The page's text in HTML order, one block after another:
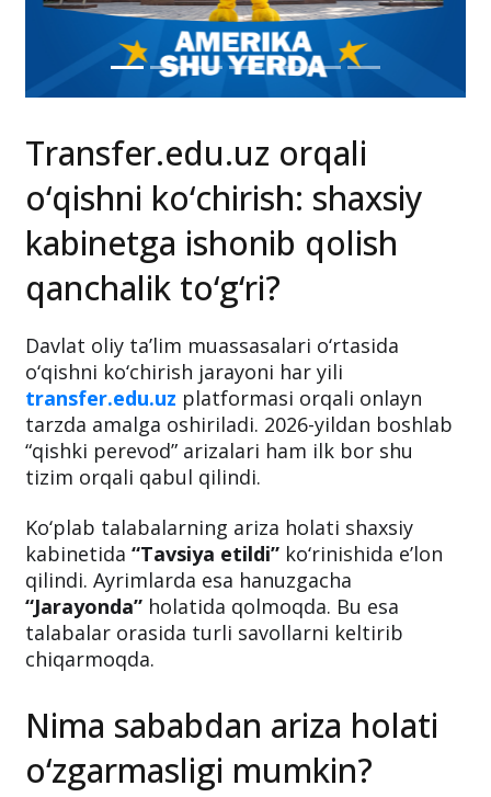
Transfer.edu.uz orqali
o‘qishni ko‘chirish: shaxsiy
kabinetga ishonib qolish
qanchalik to‘g‘ri?
Davlat oliy ta’lim muassasalari o‘rtasida
o‘qishni ko‘chirish jarayoni har yili
transfer.edu.uz platformasi orqali onlayn
tarzda amalga oshiriladi. 2026-yildan boshlab
“qishki perevod” arizalari ham ilk bor shu
tizim orqali qabul qilindi.
Ko‘plab talabalarning ariza holati shaxsiy
kabinetida “Tavsiya etildi” ko‘rinishida e’lon
qilindi. Ayrimlarda esa hanuzgacha
“Jarayonda” holatida qolmoqda. Bu esa
talabalar orasida turli savollarni keltirib
chiqarmoqda.
Nima sababdan ariza holati
o‘zgarmasligi mumkin?